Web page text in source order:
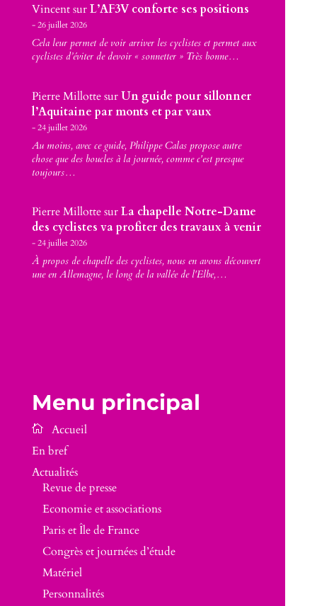
VincentsurL’AF3V conforte ses positions
26 juillet 2026
Cela leur permet de voir arriver les cyclistes et permet aux
cyclistes d’éviter de devoir « sonnetter » Très bonne…
Pierre MillottesurUn guide pour sillonner
l’Aquitaine par monts et par vaux
24 juillet 2026
Au moins, avec ce guide, Philippe Calas propose autre
chose que des boucles à la journée, comme c'est presque
toujours…
Pierre MillottesurLa chapelle Notre-Dame
des cyclistes va profiter des travaux à venir
24 juillet 2026
À propos de chapelle des cyclistes, nous en avons découvert
une en Allemagne, le long de la vallée de l'Elbe,…
Menu principal
En bref
Actualités
Revue de presse
Economie et associations
Paris et Île de France
Congrès et journées d’étude
Matériel
Personnalités